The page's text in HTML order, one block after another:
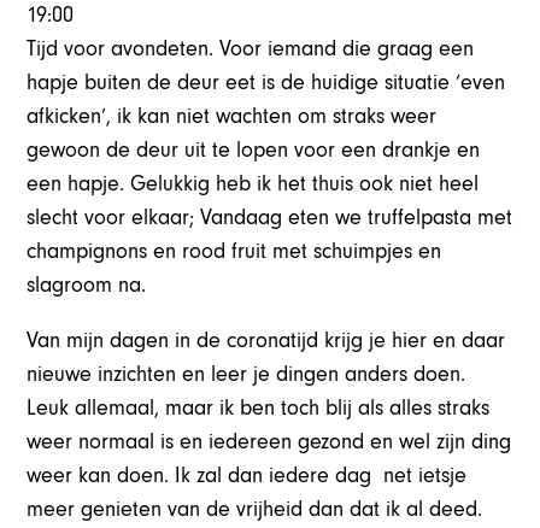
19:00
Tijd voor avondeten. Voor iemand die graag een
hapje buiten de deur eet is de huidige situatie ‘even
afkicken’, ik kan niet wachten om straks weer
gewoon de deur uit te lopen voor een drankje en
een hapje. Gelukkig heb ik het thuis ook niet heel
slecht voor elkaar; Vandaag eten we truffelpasta met
champignons en rood fruit met schuimpjes en
slagroom na.
Van mijn dagen in de coronatijd krijg je hier en daar
nieuwe inzichten en leer je dingen anders doen.
Leuk allemaal, maar ik ben toch blij als alles straks
weer normaal is en iedereen gezond en wel zijn ding
weer kan doen. Ik zal dan iedere dag net ietsje
meer genieten van de vrijheid dan dat ik al deed.